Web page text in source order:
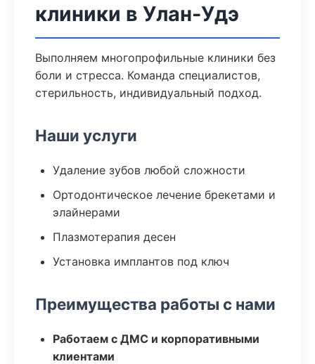
клиники в Улан-Удэ
Выполняем многопрофильные клиники без
боли и стресса. Команда специалистов,
стерильность, индивидуальный подход.
Наши услуги
Удаление зубов любой сложности
Ортодонтическое лечение брекетами и
элайнерами
Плазмотерапия десен
Установка имплантов под ключ
Преимущества работы с нами
Работаем с ДМС и корпоративными
клиентами